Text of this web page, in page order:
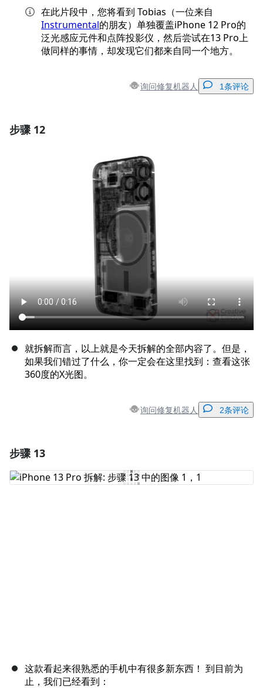
在此片段中，您将看到 Tobias（一位来自
Instrumental的朋友）单独覆盖iPhone 12 Pro的
泛光感应元件和点阵投影仪，然后尝试在13 Pro上
做同样的事情，却发现它们都来自同一个地方。
询问修复机器人 1条评论
步骤 12
就拆解而言，以上就是今天拆解的全部内容了。但是，
如果我们错过了什么，你一定会在这里找到：查看这张
360度的X光图。
询问修复机器人 2条评论
添加评论
步骤 13
这款看起来很熟悉的手机中有很多新东西！ 到目前为
止，我们已经看到：